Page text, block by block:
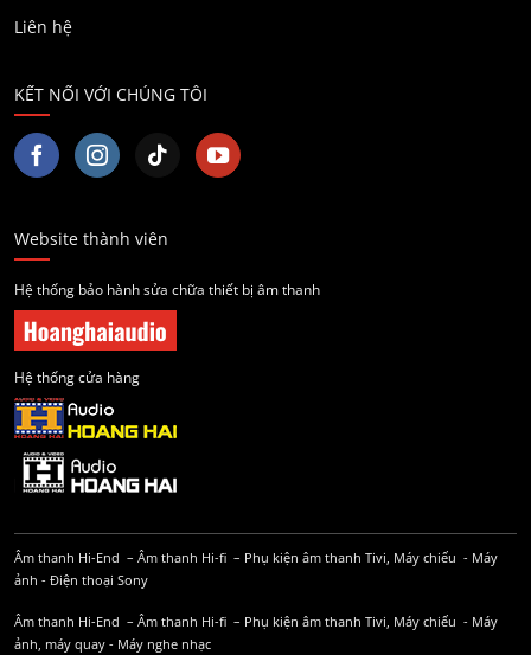
Liên hệ
KẾT NỐI VỚI CHÚNG TÔI
Website thành viên
Hệ thống bảo hành sửa chữa thiết bị âm thanh
Hệ thống cửa hàng
Âm thanh Hi-End – Âm thanh Hi-fi – Phụ kiện âm thanh Tivi, Máy chiếu - Máy
ảnh - Điện thoại Sony
Âm thanh Hi-End – Âm thanh Hi-fi – Phụ kiện âm thanh Tivi, Máy chiếu - Máy
ảnh, máy quay - Máy nghe nhạc